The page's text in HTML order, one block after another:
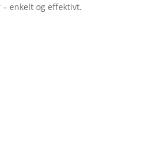
enkelt og effektivt.